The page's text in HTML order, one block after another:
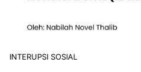
INTERUPSI SOSIAL